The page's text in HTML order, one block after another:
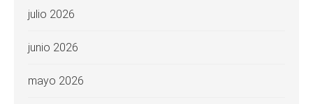
julio 2026
junio 2026
mayo 2026